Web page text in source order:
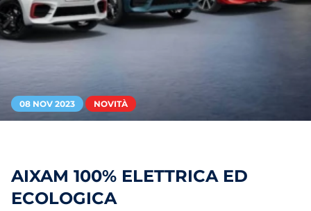
08 NOV 2023 NOVITÀ
AIXAM 100% ELETTRICA ED
ECOLOGICA